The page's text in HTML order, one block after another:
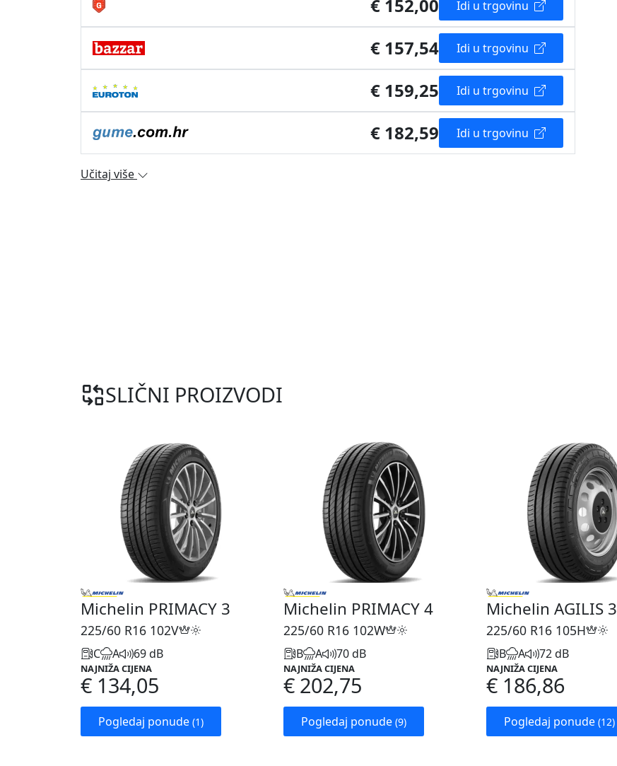
€ 152,00 Idi u trgovinu
€ 157,54 Idi u trgovinu
€ 159,25 Idi u trgovinu
€ 182,59 Idi u trgovinu
Učitaj više
SLIČNI PROIZVODI
Michelin PRIMACY 3
225/60 R16 102V
C A 69 dB
NAJNIŽA CIJENA
€ 134,05
Pogledaj ponude (1)
Michelin PRIMACY 4
225/60 R16 102W
B A 70 dB
NAJNIŽA CIJENA
€ 202,75
Pogledaj ponude (9)
Michelin AGILIS 3
225/60 R16 105H
B A 72 dB
NAJNIŽA CIJENA
€ 186,86
Pogledaj ponude (12)